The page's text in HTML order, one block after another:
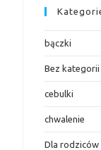
bączki
Bez kategorii
cebulki
chwalenie
Dla rodziców